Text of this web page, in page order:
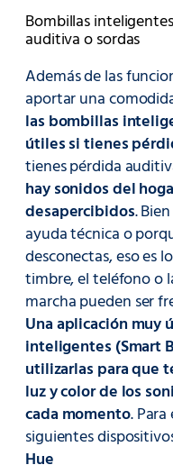
Bombillas
auditiva o sordas
Además de las
aportar una
las bombillas
útiles si tienes
tienes pérdida
hay sonidos del
desapercibidos.
ayuda técnica o
desconectas, eso es
timbre, el teléfono o
marcha pueden ser
Una aplicación muy
inteligentes (Smart
utilizarlas para que
luz y color de los
cada momento.
siguientes
Hue